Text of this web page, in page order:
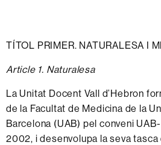
TÍTOL PRIMER. NATURALESA I
Article 1. Naturalesa
LaUnitat Docent Vall d’Hebron
de la Facultat de Medicina de la
Barcelona (UAB) pelconveni
2002, idesenvolupa laseva tasca